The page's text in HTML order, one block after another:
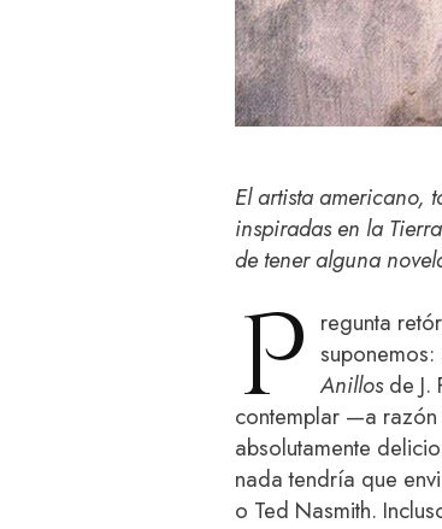
El artista americano,
inspiradas en la
de tener alguna
P regunta
Anillosde J.
contemplar —a
absolutamente
nada tendría que
o Ted Nasmith.